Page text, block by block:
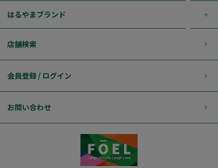
はるやまブランド
店舗検索
会員登録 / ログイン
お問い合わせ